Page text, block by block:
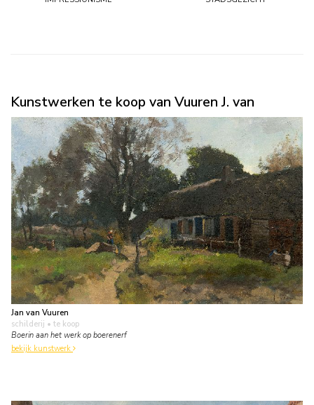
Kunstwerken te koop van Vuuren J. van
Jan van Vuuren
schilderij • te koop
Boerin aan het werk op boerenerf
bekijk kunstwerk